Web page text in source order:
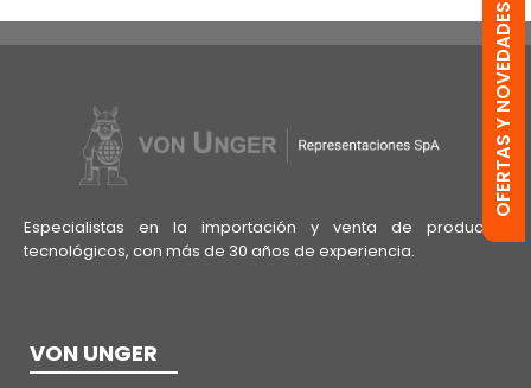
Especialistas en la importación y venta de productos
tecnológicos, con más de 30 años de experiencia.
OFERTAS Y NOVEDADES
VON UNGER